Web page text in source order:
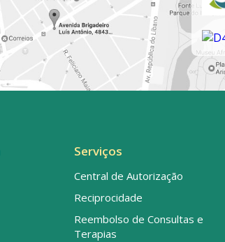
Serviços
Central de Autorização
Reciprocidade
Reembolso de Consultas e
Terapias